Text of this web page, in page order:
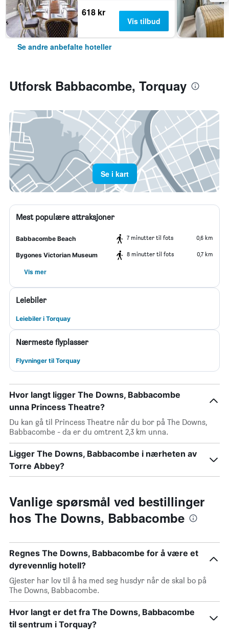
618 kr
Vis tilbud
Se andre anbefalte hoteller
Utforsk Babbacombe, Torquay
Se i kart
Mest populære attraksjoner
Babbacombe Beach 7 minutter til fots 0,6 km
Bygones Victorian Museum 8 minutter til fots 0,7 km
Vis mer
Leiebiler
Leiebiler i Torquay
Nærmeste flyplasser
Flyvninger til Torquay
Hvor langt ligger The Downs, Babbacombe
unna Princess Theatre?
Du kan gå til Princess Theatre når du bor på The Downs,
Babbacombe - da er du omtrent 2,3 km unna.
Ligger The Downs, Babbacombe i nærheten av
Torre Abbey?
Vanlige spørsmål ved bestillinger
hos The Downs, Babbacombe
Regnes The Downs, Babbacombe for å være et
dyrevennlig hotell?
Gjester har lov til å ha med seg husdyr når de skal bo på
The Downs, Babbacombe.
Hvor langt er det fra The Downs, Babbacombe
til sentrum i Torquay?